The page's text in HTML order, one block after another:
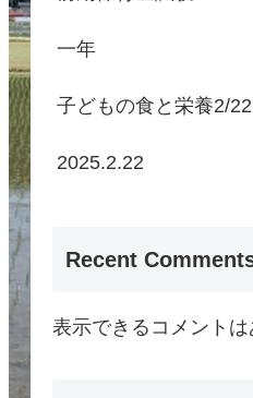
一年
子どもの食と栄養2/22
2025.2.22
Recent
表示できるコメントは